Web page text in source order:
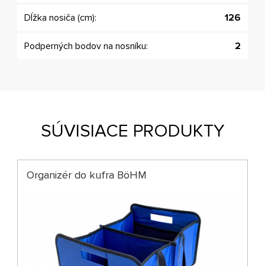
Dĺžka nosiča (cm): 126
Podperných bodov na nosníku: 2
SÚVISIACE PRODUKTY
Organizér do kufra BöHM